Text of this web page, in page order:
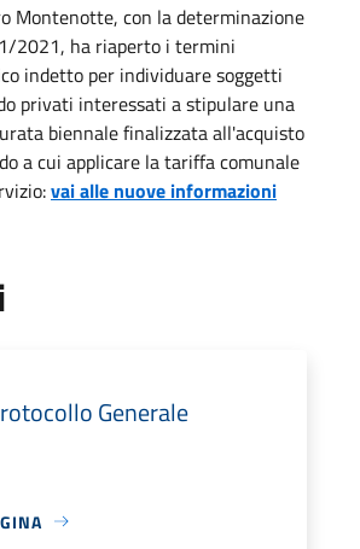
Montenotte, con la determinazione
2021, ha riaperto i termini
indetto per individuare soggetti
privati interessati a stipulare una
biennale finalizzata all'acquisto
a cui applicare la tariffa comunale
vai alle nuove informazioni
Generale